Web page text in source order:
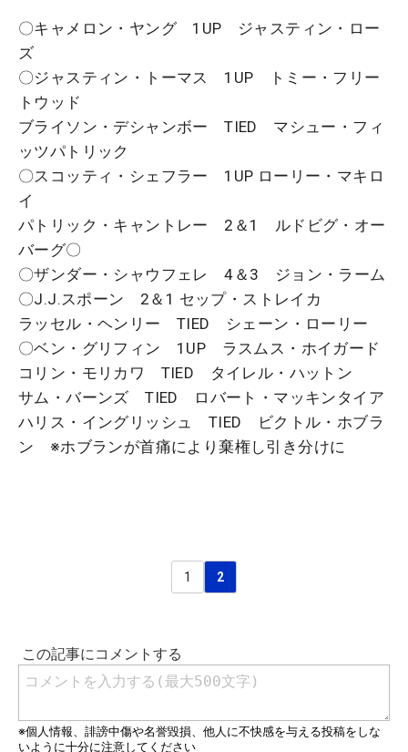
〇キャメロン・ヤング 1UP ジャスティン・ロー
ズ
〇ジャスティン・トーマス 1UP トミー・フリー
トウッド
ブライソン・デシャンボー TIED マシュー・フィ
ッツパトリック
〇スコッティ・シェフラー 1UP ローリー・マキロ
イ
パトリック・キャントレー 2＆1 ルドビグ・オー
バーグ〇
〇ザンダー・シャウフェレ 4＆3 ジョン・ラーム
〇J.J.スポーン 2＆1 セップ・ストレイカ
ラッセル・ヘンリー TIED シェーン・ローリー
〇ベン・グリフィン 1UP ラスムス・ホイガード
コリン・モリカワ TIED タイレル・ハットン
サム・バーンズ TIED ロバート・マッキンタイア
ハリス・イングリッシュ TIED ビクトル・ホブラ
ン ※ホブランが首痛により棄権し引き分けに
1 2